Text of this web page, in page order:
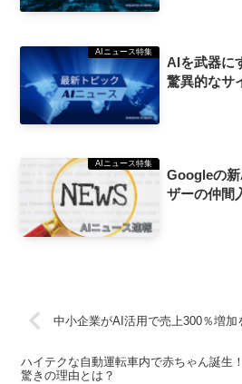
AIニュース特集
AIを武器に
驚異的なサ
AIニュース特集
Googleの
ザーの仲間
中小企業がAI活用で売上300％増加
ハイテクな自動運転車内で赤ちゃん誕生
驚きの理由とは？